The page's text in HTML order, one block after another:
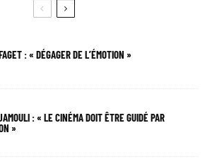
: « DÉGAGER DE L’ÉMOTION »
: « LE CINÉMA DOIT ÊTRE GUIDÉ PAR
»